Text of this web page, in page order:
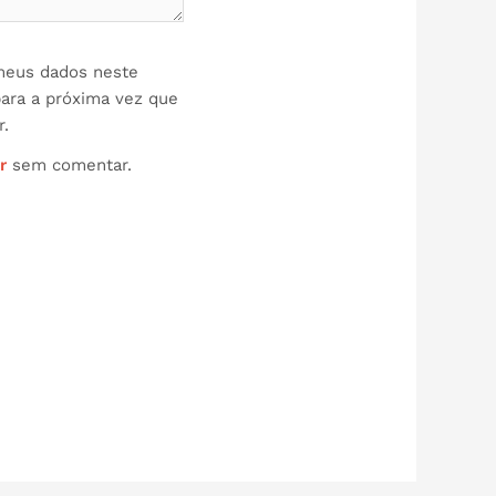
dados neste
a próxima vez que
sem comentar.